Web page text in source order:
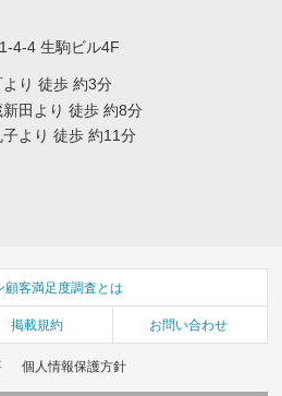
4-4 生駒ビル4F
り 徒歩 約3分
田より 徒歩 約8分
より 徒歩 約11分
顧客満足度調査とは
掲載規約 お問い合わせ
個人情報保護方針